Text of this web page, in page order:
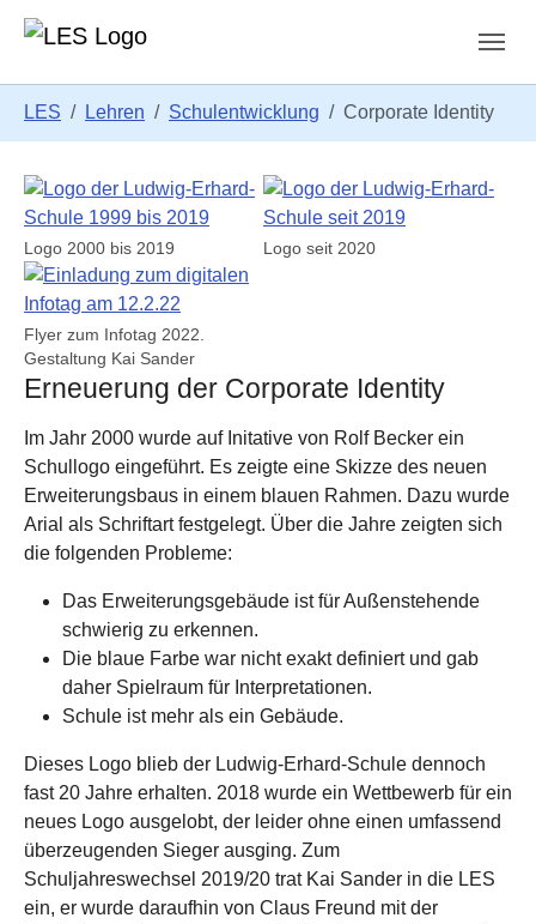
LES Lehren Schulentwicklung Corporate Identity
Show larger version for:
Logo 2000 bis 2019
Show larger version for:
Logo seit 2020
Show larger version for:
Flyer zum Infotag 2022.
Gestaltung Kai Sander
Erneuerung der Corporate Identity
Im Jahr 2000 wurde auf Initative von Rolf Becker ein
Schullogo eingeführt. Es zeigte eine Skizze des neuen
Erweiterungsbaus in einem blauen Rahmen. Dazu wurde
Arial als Schriftart festgelegt. Über die Jahre zeigten sich
die folgenden Probleme:
Das Erweiterungsgebäude ist für Außenstehende
schwierig zu erkennen.
Die blaue Farbe war nicht exakt definiert und gab
daher Spielraum für Interpretationen.
Schule ist mehr als ein Gebäude.
Dieses Logo blieb der Ludwig-Erhard-Schule dennoch
fast 20 Jahre erhalten. 2018 wurde ein Wettbewerb für ein
neues Logo ausgelobt, der leider ohne einen umfassend
überzeugenden Sieger ausging. Zum
Schuljahreswechsel 2019/20 trat Kai Sander in die LES
ein, er wurde daraufhin von Claus Freund mit der